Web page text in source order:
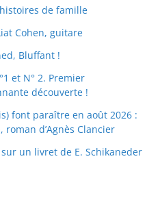
de famille
Cohen, guitare
Bluffant !
et N° 2. Premier
découverte !
font paraître en août 2026 :
roman d’Agnès Clancier
un livret de E. Schikaneder